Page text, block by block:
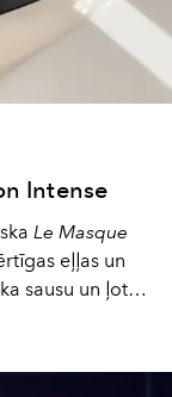
Intense
Le Masque
eļļas un
sausu un ļoti
matus